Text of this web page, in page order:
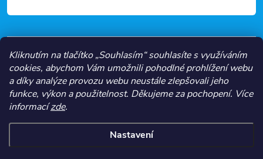
Kliknutím na tlačítko „Souhlasím“ souhlasíte s využíváním
cookies, abychom Vám umožnili pohodlné prohlížení webu
a díky analýze provozu webu neustále zlepšovali jeho
funkce, výkon a použitelnost. Děkujeme za pochopení. Více
informacízde.
Nastavení
VŠE O NÁKUPU
NEJČASTĚJŠÍ KATEGORIE